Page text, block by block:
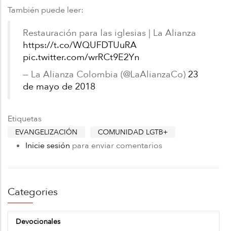
También puede leer:
Restauración para las iglesias | La Alianza
https://t.co/WQUFDTUuRA
pic.twitter.com/wrRCt9E2Yn
— La Alianza Colombia (@LaAlianzaCo) 23
de mayo de 2018
Etiquetas
EVANGELIZACIÓN COMUNIDAD LGTB+
Inicie sesión para enviar comentarios
Categories
Devocionales